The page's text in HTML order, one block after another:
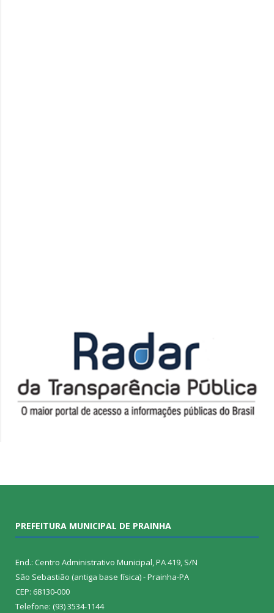
PREFEITURA MUNICIPAL DE PRAINHA
End.: Centro Administrativo Municipal, PA 419, S/N
São Sebastião (antiga base física) - Prainha-PA
CEP: 68130-000
Telefone: (93) 3534-1144